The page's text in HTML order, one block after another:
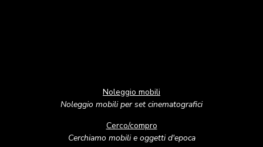
Noleggio mobili
Noleggio mobili per set cinematografici
Cerco/compro
Cerchiamo mobili e oggetti d'epoca